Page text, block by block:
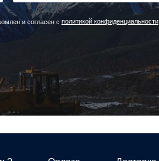
и согласен с политикой конфиденциальности